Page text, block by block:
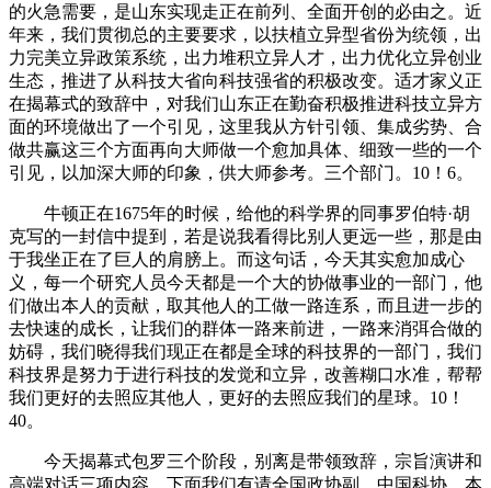
的火急需要，是山东实现走正在前列、全面开创的必由之。近
年来，我们贯彻总的主要要求，以扶植立异型省份为统领，出
力完美立异政策系统，出力堆积立异人才，出力优化立异创业
生态，推进了从科技大省向科技强省的积极改变。适才家义正
在揭幕式的致辞中，对我们山东正在勤奋积极推进科技立异方
面的环境做出了一个引见，这里我从方针引领、集成劣势、合
做共赢这三个方面再向大师做一个愈加具体、细致一些的一个
引见，以加深大师的印象，供大师参考。三个部门。10！6。
牛顿正在1675年的时候，给他的科学界的同事罗伯特·胡
克写的一封信中提到，若是说我看得比别人更远一些，那是由
于我坐正在了巨人的肩膀上。而这句话，今天其实愈加成心
义，每一个研究人员今天都是一个大的协做事业的一部门，他
们做出本人的贡献，取其他人的工做一路连系，而且进一步的
去快速的成长，让我们的群体一路来前进，一路来消弭合做的
妨碍，我们晓得我们现正在都是全球的科技界的一部门，我们
科技界是努力于进行科技的发觉和立异，改善糊口水准，帮帮
我们更好的去照应其他人，更好的去照应我们的星球。10！
40。
今天揭幕式包罗三个阶段，别离是带领致辞，宗旨演讲和
高端对话三项内容，下面我们有请全国政协副、中国科协，本